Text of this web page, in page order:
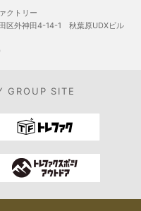
クトリー
区外神田4-14-1 秋葉原UDXビル
GROUP SITE